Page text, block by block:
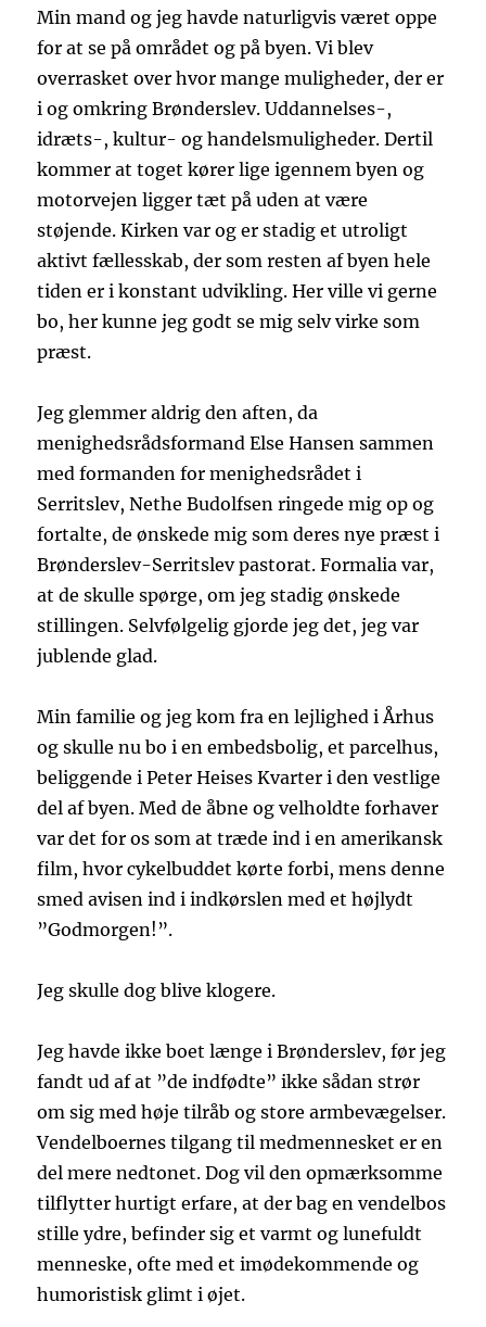
Min mand og jeg havde naturligvis været oppe
for at se på området og på byen. Vi blev
overrasket over hvor mange muligheder, der er
i og omkring Brønderslev. Uddannelses-,
idræts-, kultur- og handelsmuligheder. Dertil
kommer at toget kører lige igennem byen og
motorvejen ligger tæt på uden at være
støjende. Kirken var og er stadig et utroligt
aktivt fællesskab, der som resten af byen hele
tiden er i konstant udvikling. Her ville vi gerne
bo, her kunne jeg godt se mig selv virke som
præst.
Jeg glemmer aldrig den aften, da
menighedsrådsformand Else Hansen sammen
med formanden for menighedsrådet i
Serritslev, Nethe Budolfsen ringede mig op og
fortalte, de ønskede mig som deres nye præst i
Brønderslev-Serritslev pastorat. Formalia var,
at de skulle spørge, om jeg stadig ønskede
stillingen. Selvfølgelig gjorde jeg det, jeg var
jublende glad.
Min familie og jeg kom fra en lejlighed i Århus
og skulle nu bo i en embedsbolig, et parcelhus,
beliggende i Peter Heises Kvarter i den vestlige
del af byen. Med de åbne og velholdte forhaver
var det for os som at træde ind i en amerikansk
film, hvor cykelbuddet kørte forbi, mens denne
smed avisen ind i indkørslen med et højlydt
”Godmorgen!”.
Jeg skulle dog blive klogere.
Jeg havde ikke boet længe i Brønderslev, før jeg
fandt ud af at ”de indfødte” ikke sådan strør
om sig med høje tilråb og store armbevægelser.
Vendelboernes tilgang til medmennesket er en
del mere nedtonet. Dog vil den opmærksomme
tilflytter hurtigt erfare, at der bag en vendelbos
stille ydre, befinder sig et varmt og lunefuldt
menneske, ofte med et imødekommende og
humoristisk glimt i øjet.